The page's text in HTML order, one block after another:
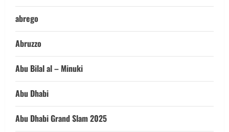
abrego
Abruzzo
Abu Bilal al – Minuki
Abu Dhabi
Abu Dhabi Grand Slam 2025